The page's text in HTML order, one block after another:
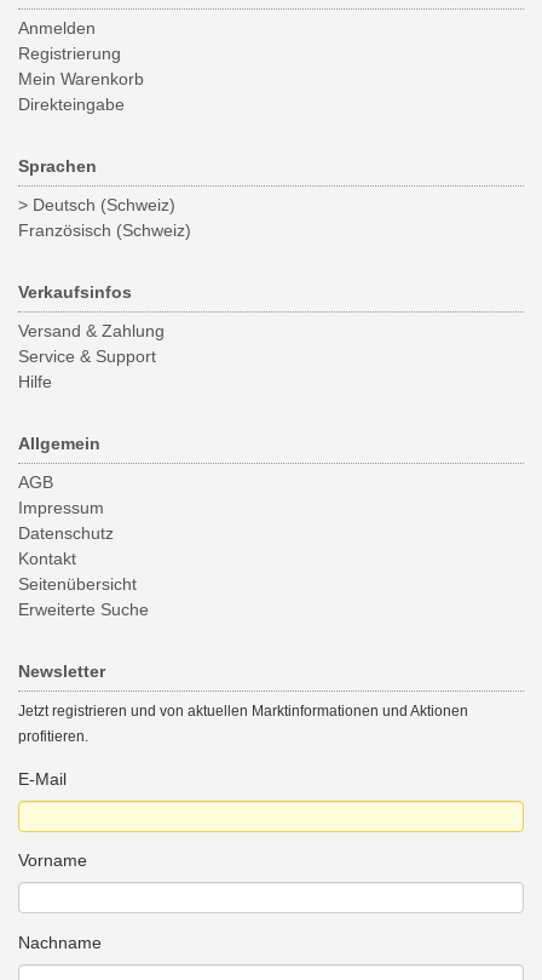
Anmelden
Registrierung
Mein Warenkorb
Direkteingabe
Sprachen
> Deutsch (Schweiz)
Französisch (Schweiz)
Verkaufsinfos
Versand & Zahlung
Service & Support
Hilfe
Allgemein
AGB
Impressum
Datenschutz
Kontakt
Seitenübersicht
Erweiterte Suche
Newsletter
Jetzt registrieren und von aktuellen Marktinformationen und Aktionen
profitieren.
E-Mail
Vorname
Nachname